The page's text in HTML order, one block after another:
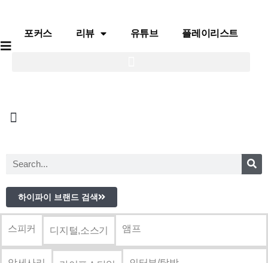
포커스 리뷰 유튜브 플레이리스트
하이파이 브랜드 검색
스피커 디지털,소스기 앰프